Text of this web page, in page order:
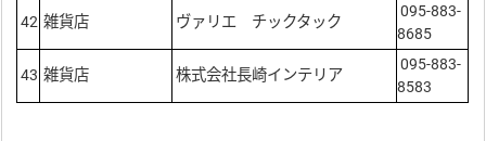
42 雑貨店 ヴァリエ チックタック
095-883-
8685
43 雑貨店 株式会社長崎インテリア
095-883-
8583